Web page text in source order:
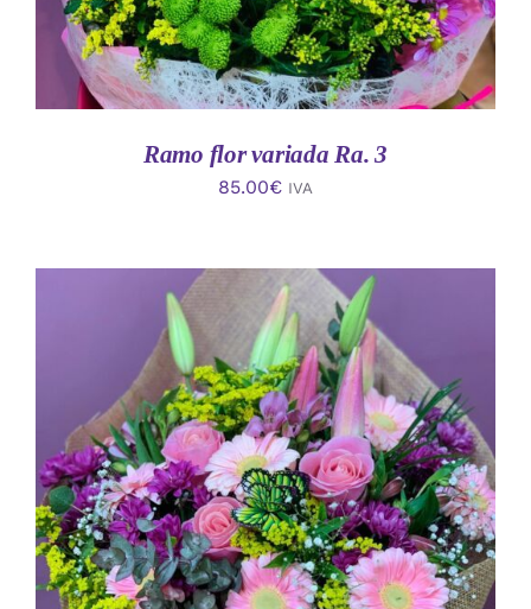
Ramo flor variada Ra. 3
85.00€ IVA
AÑADIR AL CARRITO
/
DETALLES